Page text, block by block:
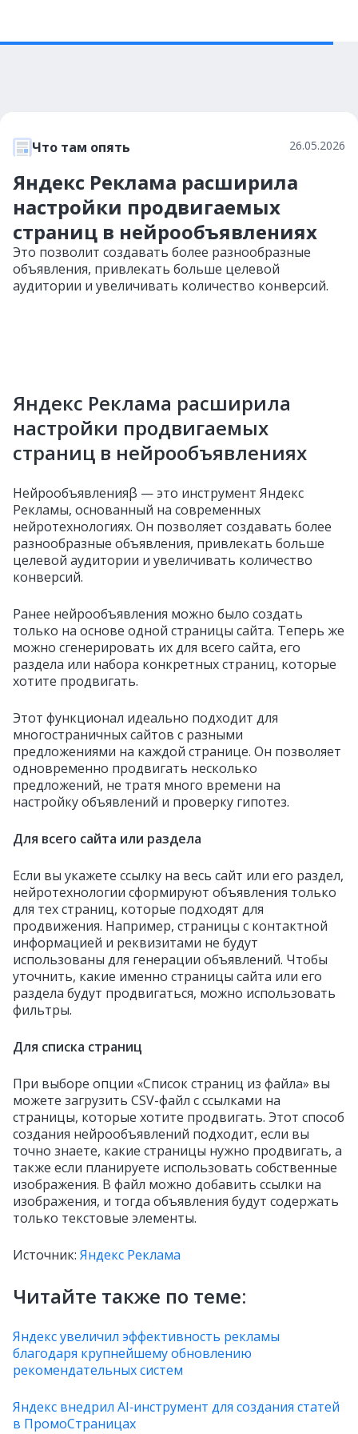
Что там опять 26.05.2026
Яндекс Реклама расширила
настройки продвигаемых
страниц в нейрообъявлениях
Это позволит создавать более разнообразные
объявления, привлекать больше целевой
аудитории и увеличивать количество конверсий.
Яндекс Реклама расширила
настройки продвигаемых
страниц в нейрообъявлениях
Нейрообъявленияβ — это инструмент Яндекс
Рекламы, основанный на современных
нейротехнологиях. Он позволяет создавать более
разнообразные объявления, привлекать больше
целевой аудитории и увеличивать количество
конверсий.
Ранее нейрообъявления можно было создать
только на основе одной страницы сайта. Теперь же
можно сгенерировать их для всего сайта, его
раздела или набора конкретных страниц, которые
хотите продвигать.
Этот функционал идеально подходит для
многостраничных сайтов с разными
предложениями на каждой странице. Он позволяет
одновременно продвигать несколько
предложений, не тратя много времени на
настройку объявлений и проверку гипотез.
Для всего сайта или раздела
Если вы укажете ссылку на весь сайт или его раздел,
нейротехнологии сформируют объявления только
для тех страниц, которые подходят для
продвижения. Например, страницы с контактной
информацией и реквизитами не будут
использованы для генерации объявлений. Чтобы
уточнить, какие именно страницы сайта или его
раздела будут продвигаться, можно использовать
фильтры.
Для списка страниц
При выборе опции «Список страниц из файла» вы
можете загрузить CSV-файл с ссылками на
страницы, которые хотите продвигать. Этот способ
создания нейрообъявлений подходит, если вы
точно знаете, какие страницы нужно продвигать, а
также если планируете использовать собственные
изображения. В файл можно добавить ссылки на
изображения, и тогда объявления будут содержать
только текстовые элементы.
Источник: Яндекс Реклама
Читайте также по теме:
Яндекс увеличил эффективность рекламы
благодаря крупнейшему обновлению
рекомендательных систем
Яндекс внедрил AI‑инструмент для создания статей
в ПромоСтраницах